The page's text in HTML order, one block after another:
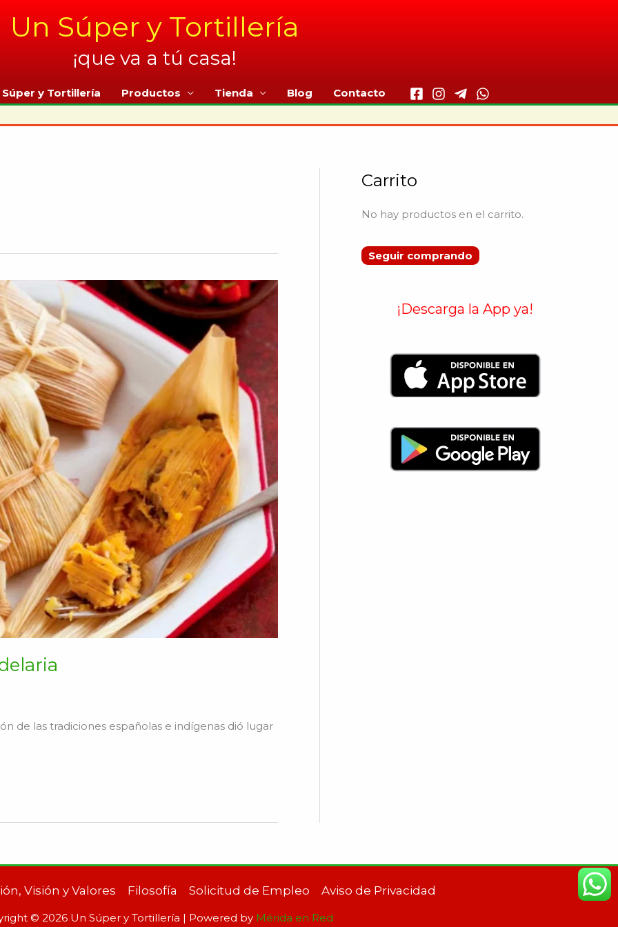
Un Súper y Tortillería
¡que va a tú casa!
y Tortillería Productos Tienda Blog Contacto
de las tradiciones españolas e indígenas dió lugar
Carrito
No hay productos en el carrito.
Seguir comprando
¡Descarga la App ya!
Visión y Valores Filosofía Solicitud de Empleo Aviso de Privacidad
© 2026 Un Súper y Tortillería | Powered by Mérida en Red